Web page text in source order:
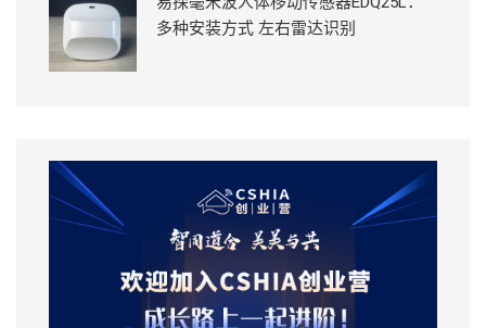
多种安装方式 左右雷达识别